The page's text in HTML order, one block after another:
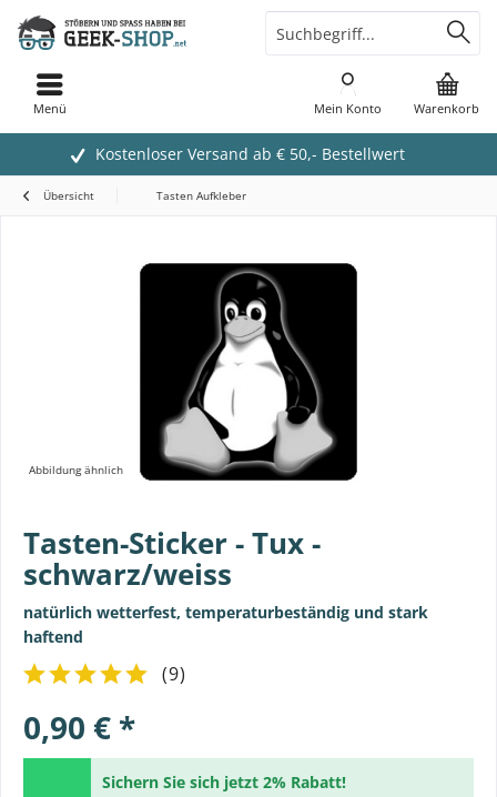
Kostenloser Versand ab € 50,- Bestellwert
Warenkorb
Mein Konto
Menü
Übersicht Tasten Aufkleber
Abbildung ähnlich
Tasten-Sticker - Tux -
schwarz/weiss
natürlich wetterfest, temperaturbeständig und stark
haftend
(9)
0,90 € *
Sichern Sie sich jetzt 2% Rabatt!